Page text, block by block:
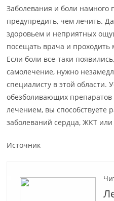
Заболевания и боли намного
предупредить, чем лечить.
здоровьем и неприятных
посещать врача и проходить
Если боли все-таки
самолечение, нужно
специалисту в этой
обезболивающих
лечением, вы способствуете
заболеваний сердца, ЖКТ
Источник